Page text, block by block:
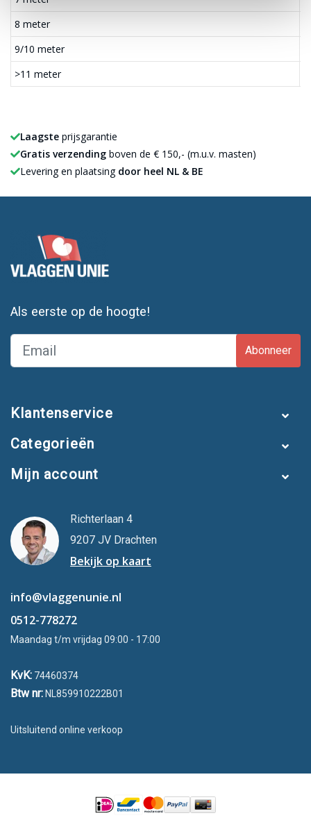
8 meter
9/10 meter
>11 meter
Laagste prijsgarantie
Gratis verzending boven de € 150,- (m.u.v. masten)
Levering en plaatsing door heel NL & BE
Als eerste op de hoogte!
Abonneer
Klantenservice
Categorieën
Mijn account
Richterlaan 4
9207 JV Drachten
Bekijk op kaart
info@vlaggenunie.nl
0512-778272
Maandag t/m vrijdag 09:00 - 17:00
KvK: 74460374
Btw nr: NL859910222B01
Uitsluitend online verkoop